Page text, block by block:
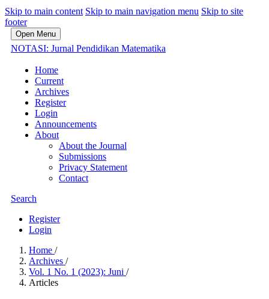
Skip to main content Skip to main navigation menu Skip to site
footer
Open Menu
NOTASI: Jurnal Pendidikan Matematika
Home
Current
Archives
Register
Login
Announcements
About
About the Journal
Submissions
Privacy Statement
Contact
Search
Register
Login
Home /
Archives /
Vol. 1 No. 1 (2023): Juni /
Articles